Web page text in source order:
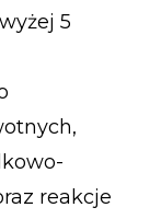
5
reakcje